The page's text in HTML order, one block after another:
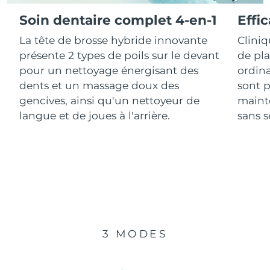
Soin dentaire complet 4-en-1
La tête de brosse hybride innovante
présente 2 types de poils sur le devant
pour un nettoyage énergisant des
dents et un massage doux des
gencives, ainsi qu'un nettoyeur de
langue et de joues à l'arrière.
de
sont
sans
3 MODES
R.A.S. chinoise de
Macao
Malaisie Livraison estimée 14/8/26
Malte Livraison estimée 11/8/26
Mexique
Livraison estimée